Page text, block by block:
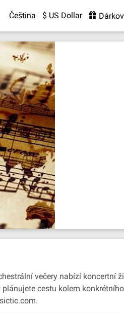
Čeština $ US Dollar
večery nabízí koncertní
cestu kolem